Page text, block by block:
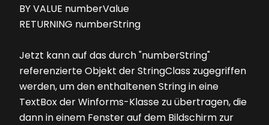
BY VALUE numberValue
RETURNING numberString
Jetzt kann auf das durch "numberString"
referenzierte Objekt der StringClass zugegriffen
werden, um den enthaltenen String in eine
TextBox der Winforms-Klasse zu übertragen, die
dann in einem Fenster auf dem Bildschirm zur